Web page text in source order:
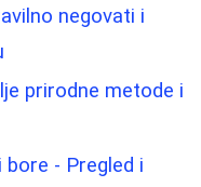
negovati i
prirodne metode i
- Pregled i